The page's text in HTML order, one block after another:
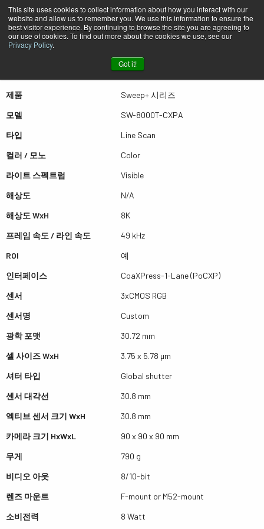
This site uses cookies to collect information about how you interact with our
website and allow us to remember you. We use this information to ensure the
best visitor experience. By continuing to browse the site you are agreeing to
our use of cookies. To find out more about the cookies we use, see our
Privacy Policy.
Got it!
퀵뷰 SW-8000T-CXPA
더많은 결과를 보시려면 스크롤하세요
제품
Sweep+ 시리즈
모델
SW-8000T-CXPA
타입
Line Scan
컬러 / 모노
Color
라이트 스펙트럼
Visible
해상도
N/A
해상도 WxH
8K
프레임 속도 / 라인 속도
49 kHz
ROI
예
인터페이스
CoaXPress-1-Lane (PoCXP)
센서
3xCMOS RGB
센서명
Custom
광학 포맷
30.72 mm
셀 사이즈 WxH
3.75 x 5.78 µm
셔터 타입
Global shutter
센서 대각선
30.8 mm
엑티브 센서 크기 WxH
30.8 mm
카메라 크기 HxWxL
90 x 90 x 90 mm
무게
790 g
비디오 아웃
8/10-bit
렌즈 마운트
F-mount or M52-mount
소비전력
8 Watt